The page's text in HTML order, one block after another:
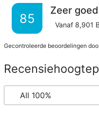
85
Zeer goed
Vanaf 8,901
Gecontroleerde beoordelingen